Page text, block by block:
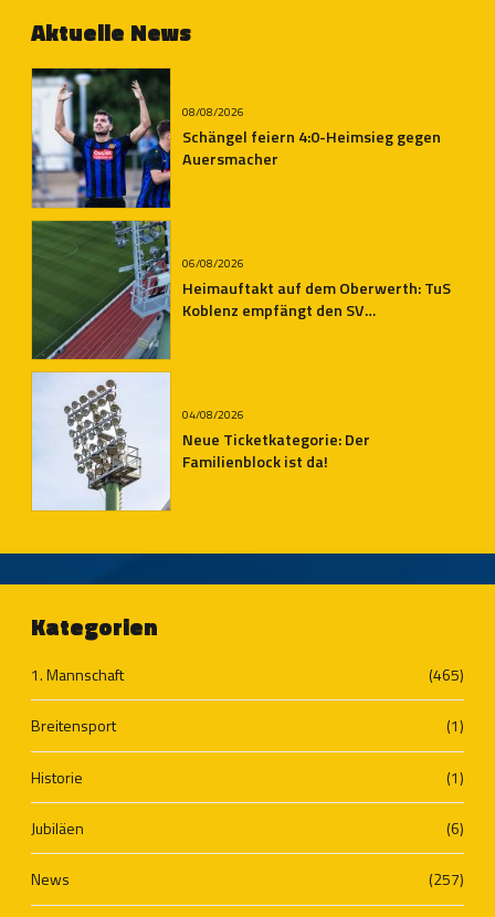
Aktuelle News
08/08/2026
Schängel feiern 4:0-Heimsieg gegen
Auersmacher
06/08/2026
Heimauftakt auf dem Oberwerth: TuS
Koblenz empfängt den SV
04/08/2026
Neue Ticketkategorie: Der
Familienblock ist da!
Kategorien
1. Mannschaft (465)
Breitensport (1)
Historie (1)
Jubiläen (6)
News (257)